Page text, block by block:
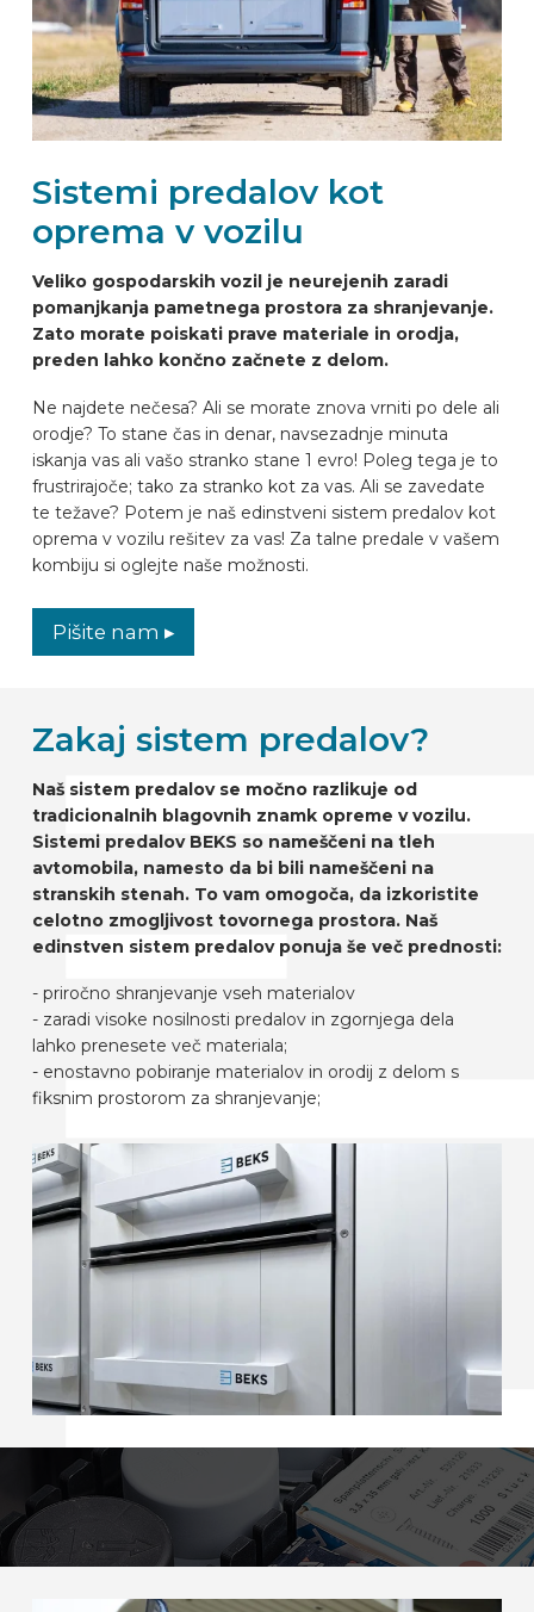
PREPOZNAVALNIK AVTOMOBILOV
PIŠITE NA
OPREMLJANJE VOZILA
Sistemi predalov kot
oprema v vozilu
Veliko gospodarskih vozil je neurejenih zaradi
pomanjkanja pametnega prostora za shranjevanje.
Zato morate poiskati prave materiale in orodja,
preden lahko končno začnete z delom.
Ne najdete nečesa? Ali se morate znova vrniti po dele ali
orodje? To stane čas in denar, navsezadnje minuta
iskanja vas ali vašo stranko stane 1 evro! Poleg tega je to
frustrirajoče; tako za stranko kot za vas. Ali se zavedate
te težave? Potem je naš edinstveni sistem predalov kot
oprema v vozilu rešitev za vas! Za talne predale v vašem
kombiju si oglejte naše možnosti.
Pišite nam ▸
Zakaj sistem predalov?
Naš sistem predalov se močno razlikuje od
tradicionalnih blagovnih znamk opreme v vozilu.
Sistemi predalov BEKS so nameščeni na tleh
avtomobila, namesto da bi bili nameščeni na
stranskih stenah. To vam omogoča, da izkoristite
celotno zmogljivost tovornega prostora. Naš
edinstven sistem predalov ponuja še več prednosti:
- priročno shranjevanje vseh materialov
- zaradi visoke nosilnosti predalov in zgornjega dela
lahko prenesete več materiala;
- enostavno pobiranje materialov in orodij z delom s
fiksnim prostorom za shranjevanje;